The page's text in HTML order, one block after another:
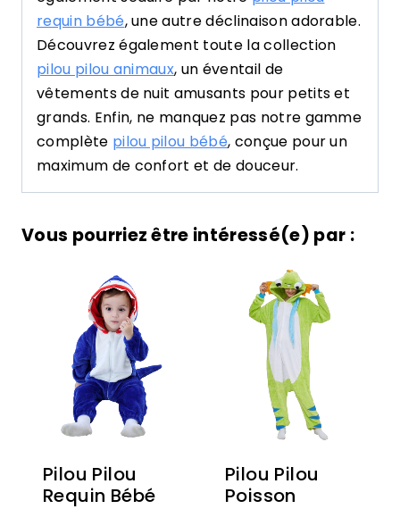
requin bébé, une autre déclinaison adorable.
Découvrez également toute la collection
pilou pilou animaux, un éventail de
vêtements de nuit amusants pour petits et
grands. Enfin, ne manquez pas notre gamme
complète pilou pilou bébé, conçue pour un
maximum de confort et de douceur.
Vous pourriez être intéressé(e) par :
Pilou Pilou
Requin Bébé
Pilou Pilou
Poisson